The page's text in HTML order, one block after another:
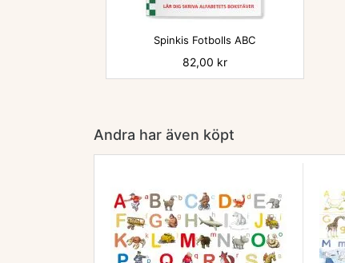

Spinkis Fotbolls ABC
Pris
82,00 kr
Andra har även köpt